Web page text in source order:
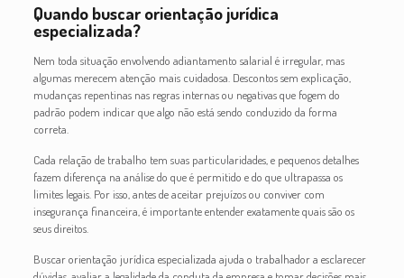
Quando buscar orientação jurídica
especializada?
Nem toda situação envolvendo adiantamento salarial é irregular, mas
algumas merecem atenção mais cuidadosa. Descontos sem explicação,
mudanças repentinas nas regras internas ou negativas que fogem do
padrão podem indicar que algo não está sendo conduzido da forma
correta.
Cada relação de trabalho tem suas particularidades, e pequenos detalhes
fazem diferença na análise do que é permitido e do que ultrapassa os
limites legais. Por isso, antes de aceitar prejuízos ou conviver com
insegurança financeira, é importante entender exatamente quais são os
seus direitos.
Buscar orientação jurídica especializada ajuda o trabalhador a esclarecer